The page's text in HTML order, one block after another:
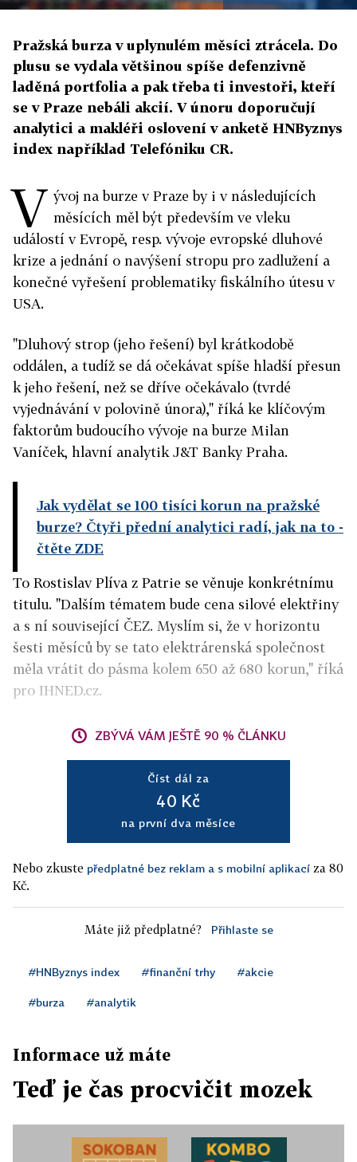
Pražská burza v uplynulém měsíci ztrácela. Do
plusu se vydala většinou spíše defenzivně
laděná portfolia a pak třeba ti investoři, kteří
se v Praze nebáli akcií. V únoru doporučují
analytici a makléři oslovení v anketě HNByznys
index například Telefóniku CR.
V ývoj na burze v Praze by i v následujících
měsících měl být především ve vleku
událostí v Evropě, resp. vývoje evropské dluhové
krize a jednání o navýšení stropu pro zadlužení a
konečné vyřešení problematiky fiskálního útesu v
USA.
"Dluhový strop (jeho řešení) byl krátkodobě
oddálen, a tudíž se dá očekávat spíše hladší přesun
k jeho řešení, než se dříve očekávalo (tvrdé
vyjednávání v polovině února)," říká ke klíčovým
faktorům budoucího vývoje na burze Milan
Vaníček, hlavní analytik J&T Banky Praha.
Jak vydělat se 100 tisíci korun na pražské
burze? Čtyři přední analytici radí, jak na to -
čtěte ZDE
To Rostislav Plíva z Patrie se věnuje konkrétnímu
titulu. "Dalším tématem bude cena silové elektřiny
a s ní související ČEZ. Myslím si, že v horizontu
šesti měsíců by se tato elektrárenská společnost
měla vrátit do pásma kolem 650 až 680 korun," říká
pro IHNED.cz.
ZBÝVÁ VÁM JEŠTĚ 90 % ČLÁNKU
Číst dál za
40 Kč
na první dva měsíce
Nebo zkuste předplatné bez reklam a s mobilní aplikací za 80
Kč.
Máte již předplatné? Přihlaste se
#HNByznys index #finanční trhy #akcie
#burza #analytik
Informace už máte
Teď je čas procvičit mozek